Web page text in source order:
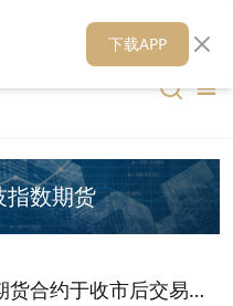
财华媒体矩阵 财华智库
指数期货
合约于收市后交易时
下载APP